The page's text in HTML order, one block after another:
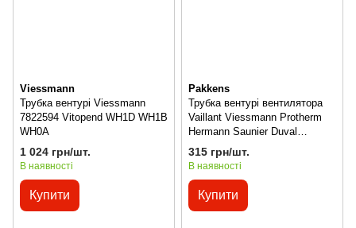
Viessmann
Трубка вентурі Viessmann
7822594 Vitopend WH1D WH1B
WH0A
1 024 грн/шт.
В наявності
Купити
Pakkens
Трубка вентурі вентилятора
Vaillant Viessmann Protherm
Hermann Saunier Duval
Junkers Bosch
315 грн/шт.
В наявності
Купити